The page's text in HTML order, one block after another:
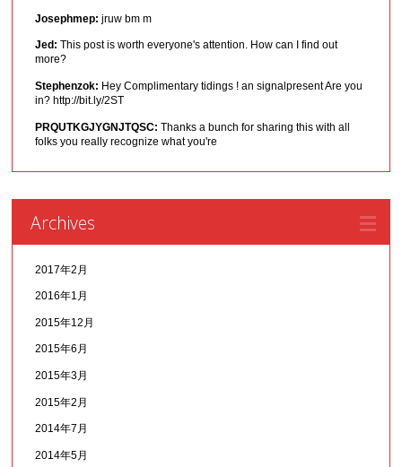
Josephmep: jruw bm m
Jed: This post is worth everyone's attention. How can I find out
more?
Stephenzok: Hey Complimentary tidings ! an signalpresent Are you
in? http://bit.ly/2ST
PRQUTKGJYGNJTQSC: Thanks a bunch for sharing this with all
folks you really recognize what you're
Archives
2017年2月
2016年1月
2015年12月
2015年6月
2015年3月
2015年2月
2014年7月
2014年5月